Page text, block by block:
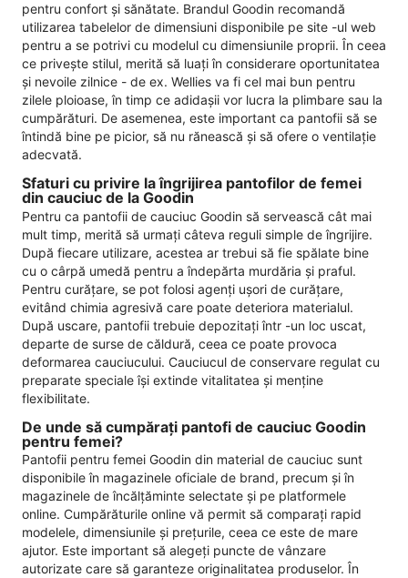
pentru confort și sănătate. Brandul Goodin recomandă
utilizarea tabelelor de dimensiuni disponibile pe site -ul web
pentru a se potrivi cu modelul cu dimensiunile proprii. În ceea
ce privește stilul, merită să luați în considerare oportunitatea
și nevoile zilnice - de ex. Wellies va fi cel mai bun pentru
zilele ploioase, în timp ce adidașii vor lucra la plimbare sau la
cumpărături. De asemenea, este important ca pantofii să se
întindă bine pe picior, să nu rănească și să ofere o ventilație
adecvată.
Sfaturi cu privire la îngrijirea pantofilor de femei
din cauciuc de la Goodin
Pentru ca pantofii de cauciuc Goodin să servească cât mai
mult timp, merită să urmați câteva reguli simple de îngrijire.
După fiecare utilizare, acestea ar trebui să fie spălate bine
cu o cârpă umedă pentru a îndepărta murdăria și praful.
Pentru curățare, se pot folosi agenți ușori de curățare,
evitând chimia agresivă care poate deteriora materialul.
După uscare, pantofii trebuie depozitați într -un loc uscat,
departe de surse de căldură, ceea ce poate provoca
deformarea cauciucului. Cauciucul de conservare regulat cu
preparate speciale își extinde vitalitatea și menține
flexibilitate.
De unde să cumpărați pantofi de cauciuc Goodin
pentru femei?
Pantofii pentru femei Goodin din material de cauciuc sunt
disponibile în magazinele oficiale de brand, precum și în
magazinele de încălțăminte selectate și pe platformele
online. Cumpărăturile online vă permit să comparați rapid
modelele, dimensiunile și prețurile, ceea ce este de mare
ajutor. Este important să alegeți puncte de vânzare
autorizate care să garanteze originalitatea produselor. În